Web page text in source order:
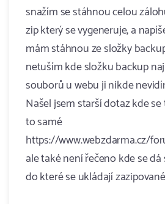
snažím se stáhnou celou
zip který se vygeneruje, a
mám stáhnou ze složky
netuším kde složku backup
souborů u webu ji nikde
Našel jsem starší dotaz kde
to samé
https://www.webzdarma.cz/
ale také není řečeno kde se
do které se ukládají